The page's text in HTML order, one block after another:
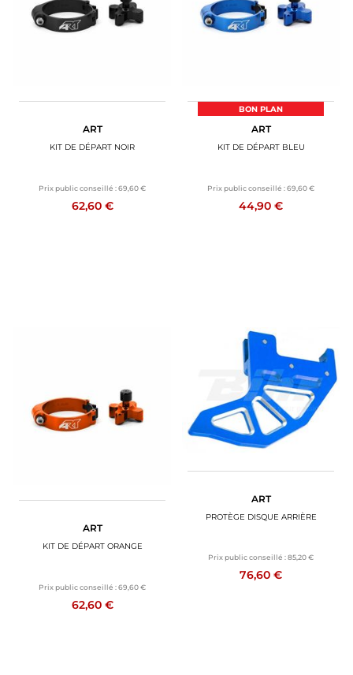
ART
KIT DE DÉPART NOIR
Prix public conseillé :69,60 €
62,60 €
BON PLAN
ART
KIT DE DÉPART BLEU
Prix public conseillé :69,60 €
44,90 €
ART
KIT DE DÉPART ORANGE
Prix public conseillé :69,60 €
62,60 €
ART
PROTÈGE DISQUE ARRIÈRE
Prix public conseillé :85,20 €
76,60 €